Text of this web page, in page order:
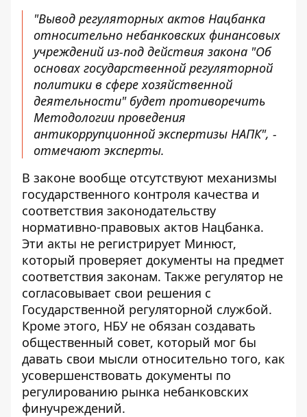
"Вывод регуляторных актов Нацбанка
относительно небанковских финансовых
учреждений из-под действия закона "Об
основах государственной регуляторной
политики в сфере хозяйственной
деятельности" будет противоречить
Методологии проведения
антикоррупционной экспертизы НАПК", -
отмечают эксперты.
В законе вообще отсутствуют механизмы
государственного контроля качества и
соответствия законодательству
нормативно-правовых актов Нацбанка.
Эти акты не регистрирует Минюст,
который проверяет документы на предмет
соответствия законам. Также регулятор не
согласовывает свои решения с
Государственной регуляторной службой.
Кроме этого, НБУ не обязан создавать
общественный совет, который мог бы
давать свои мысли относительно того, как
усовершенствовать документы по
регулированию рынка небанковских
финучреждений.